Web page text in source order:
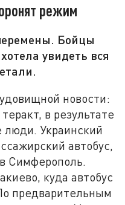
режим
Бойцы
увидеть вся
новости:
в результате
люди. Украинский
автобус,
Симферополь.
куда автобус
предварительным